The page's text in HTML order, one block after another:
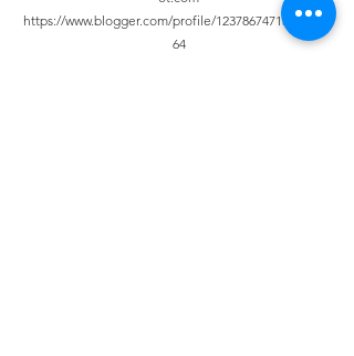
https://www.blogger.com/profile/123786747131168631
64